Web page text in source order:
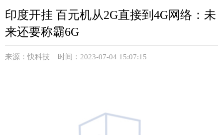
印度开挂 百元机从2G直接到4G网络：未
来还要称霸6G
来源：快科技 时间：2023-07-04 15:07:15